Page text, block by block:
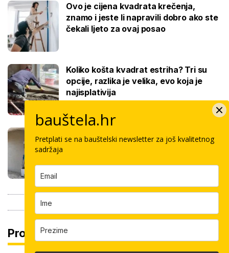
Ovo je cijena kvadrata krečenja,
znamo i jeste li napravili dobro ako ste
čekali ljeto za ovaj posao
Koliko košta kvadrat estriha? Tri su
opcije, razlika je velika, evo koja je
najisplativija
odradi i do 400 kvadrata, a prate ga
Pročitaj još
bauštela.hr
Pretplati se na bauštelski newsletter za još kvalitetnog
sadržaja